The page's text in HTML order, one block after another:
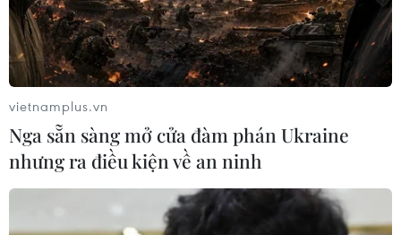
Theo dõi VietnamPlus
vietnamplus.vn
Nga sẵn sàng mở cửa đàm phán Ukraine
nhưng ra điều kiện về an ninh